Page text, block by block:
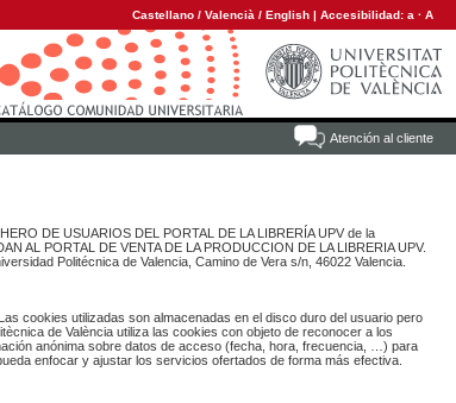
Castellano / Valencià / English | Accesibilidad: a · A
Atención al cliente
DE USUARIOS DEL PORTAL DE LA LIBRERÍA UPV de la
AL PORTAL DE VENTA DE LA PRODUCCION DE LA LIBRERIA UPV.
Politécnica de Valencia, Camino de Vera s/n, 46022 Valencia.
cookies utilizadas son almacenadas en el disco duro del usuario pero
de València utiliza las cookies con objeto de reconocer a los
anónima sobre datos de acceso (fecha, hora, frecuencia, …) para
enfocar y ajustar los servicios ofertados de forma más efectiva.